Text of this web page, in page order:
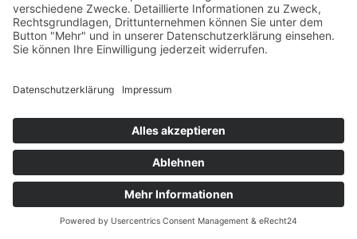
Wasser ist die Quelle des Lebens. Es ist nicht nur eine essenzielle
Komponente unseres Körpers, sondern spielt auch eine
entscheidende Rolle für unsere Gesundheit und unser
Wohlbefinden.
Presse
Datenschutzerklärung
Datenschutzerklärung/ Gesundheitswelt © 2024